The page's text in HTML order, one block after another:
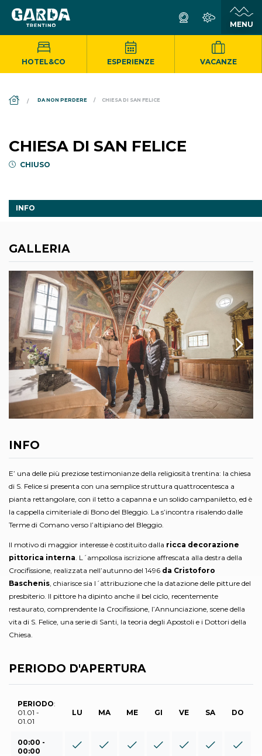
HOTEL&CO ESPERIENZE VACANZE
DA NON PERDERE CHIESA DI SAN FELICE
CHIESA DI SAN FELICE
CHIUSO
INFO
GALLERIA
INFO
E’ una delle più preziose testimonianze della religiosità trentina: la chiesa
di S. Felice si presenta con una semplice struttura quattrocentesca a
pianta rettangolare, con il tetto a capanna e un solido campaniletto, ed è
la cappella cimiteriale di Bono del Bleggio. La s’incontra risalendo dalle
Terme di Comano verso l’altipiano del Bleggio.
Il motivo di maggior interesse è costituito dalla ricca decorazione
pittorica interna . L´ampollosa iscrizione affrescata alla destra della
Crocifissione, realizzata nell’autunno del 1496 da Cristoforo
Baschenis , chiarisce sia l´attribuzione che la datazione delle pitture del
presbiterio. Il pittore ha dipinto anche il bel ciclo, recentemente
restaurato, comprendente la Crocifissione, l’Annunciazione, scene della
vita di S. Felice, una serie di Santi, la teoria degli Apostoli e i Dottori della
Chiesa.
PERIODO D'APERTURA
PERIODO:
01.01 -
01.01
LU MA ME GI VE SA DO
00:00 -
00:00